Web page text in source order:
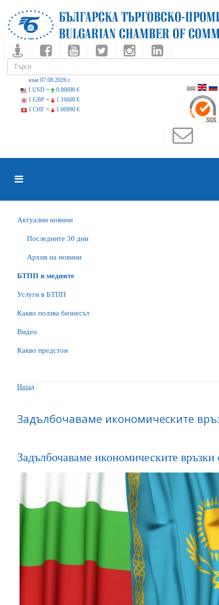
към 07.08.2026 г.
1 USD =
0.86690 €
1 GBP =
1.16600 €
1 CHF =
1.06990 €
Актуални новини
Последните 30 дни
Архив на новини
БTПП в медиите
Услуги в БТПП
Какво ползва бизнесът
Видео
Какво предстои
Назад
Задълбочаваме икономическите
Задълбочаваме икономическите връзки